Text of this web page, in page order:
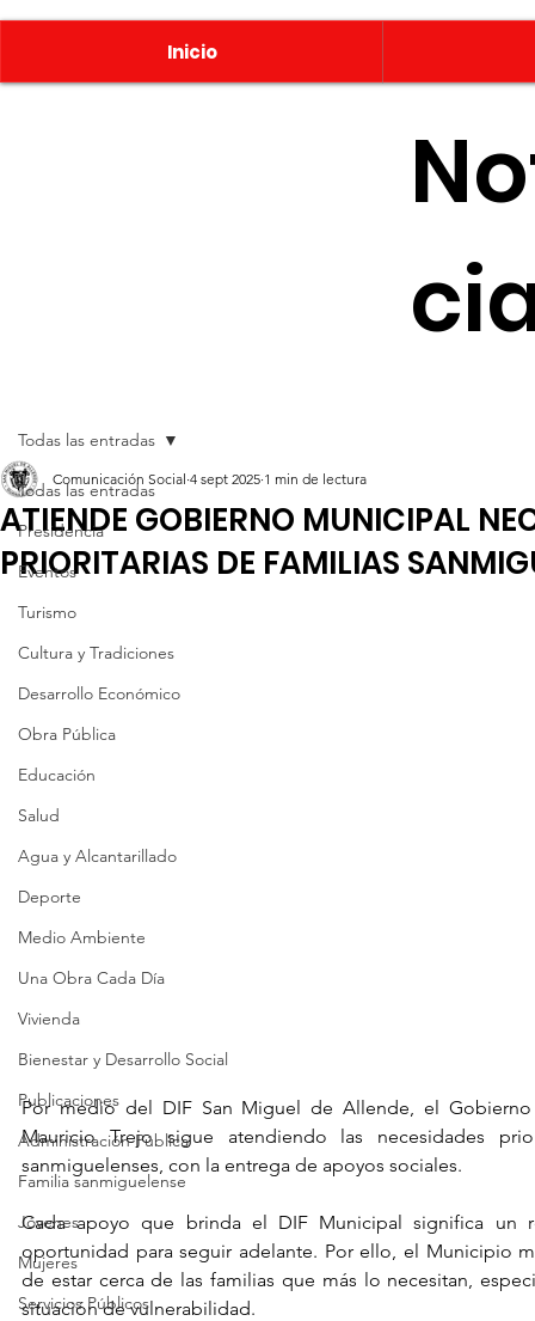
Todas las entradas
Presidencia
Eventos
Turismo
Cultura y Tradiciones
Desarrollo Económico
Obra Pública
Educación
Salud
Agua y Alcantarillado
Deporte
Medio Ambiente
Una Obra Cada Día
Vivienda
Bienestar y Desarrollo Social
Publicaciones
Administración Pública
Familia sanmiguelense
Jóvenes
Mujeres
Servicios Públicos
Todas las entradas
ATIENDE GOBIERNO MUNICIPAL
PRIORITARIAS DE FAMILIAS
Comunicación Social 4 sept 2025 1 min de lectura
Por medio del DIF San Miguel de Allende, el
Mauricio Trejo sigue atendiendo las necesidades
sanmiguelenses, con la entrega de apoyos sociales.
Cada apoyo que brinda el DIF Municipal significa un
oportunidad para seguir adelante. Por ello, el Municipio
de estar cerca de las familias que más lo necesitan,
situación de vulnerabilidad.
Inicio